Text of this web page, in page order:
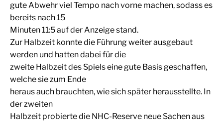
gute Abwehr viel Tempo nach vorne machen, sodass es
bereits nach 15
Minuten 11:5 auf der Anzeige stand.
Zur Halbzeit konnte die Führung weiter ausgebaut
werden und hatten dabei für die
zweite Halbzeit des Spiels eine gute Basis geschaffen,
welche sie zum Ende
heraus auch brauchten, wie sich später herausstellte. In
der zweiten
Halbzeit probierte die NHC-Reserve neue Sachen aus